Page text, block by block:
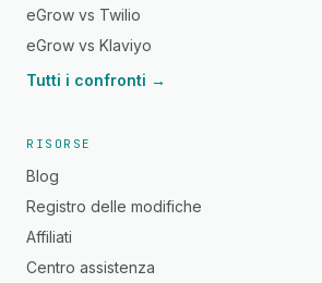
eGrow vs Twilio
eGrow vs Klaviyo
Tutti i confronti →
RISORSE
Blog
Registro delle modifiche
Affiliati
Centro assistenza